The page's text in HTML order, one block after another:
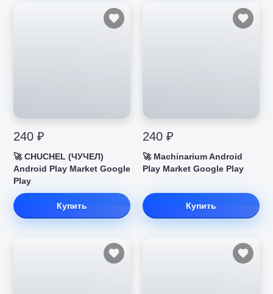
240 ₽
🚀 CHUCHEL (ЧУЧЕЛ)
Android Play Market Google
Play
Купить
240 ₽
🚀 Machinarium Android
Play Market Google Play
Купить